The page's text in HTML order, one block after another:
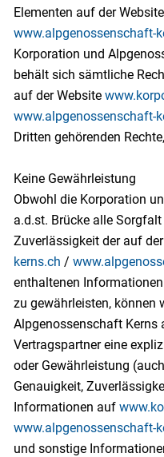
Elementen auf der Website
www.alpgenossenschaft-
Korporation und
behält sich sämtliche
auf der Website
www.alpgenossenschaft-
Dritten gehörenden
Keine Gewährleistung
Obwohl die Korporation
a.d.st. Brücke alle
Zuverlässigkeit der auf
kerns.ch /
enthaltenen
zu gewährleisten, können
Alpgenossenschaft Kerns
Vertragspartner eine
oder Gewährleistung
Genauigkeit,
Informationen auf
www.alpgenossenschaft-
und sonstige